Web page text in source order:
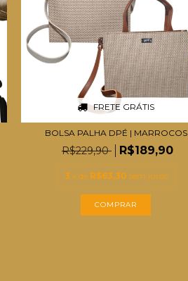
FRETE GRÁTIS
BOLSA PALHA DPÉ | MARROCOS
R$229,90 R$189,90
3 x de R$63,30 sem juros
COMPRAR